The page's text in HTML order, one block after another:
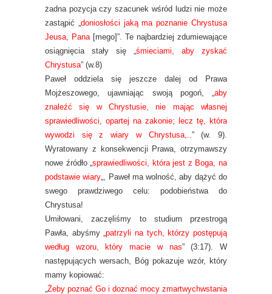
żadna pozycja czy szacunek wśród ludzi nie może
zastąpić „doniosłości jaką ma poznanie Chrystusa
Jeusa, Pana[mego]”. Te najbardziej zdumiewające
osiągnięcia stały się „śmieciami, aby zyskać
Chrystusa” (w.8)
Paweł oddziela się jeszcze dalej od Prawa
Mojżeszowego, ujawniając swoją pogoń, „aby
znaleźć się w Chrystusie, nie mając własnej
sprawiedliwości, opartej na zakonie; lecz tę, która
wywodzi się z wiary w Chrystusa,..” (w. 9).
Wyratowany z konsekwencji Prawa, otrzymawszy
nowe źródło „sprawiedliwości, która jest z Boga, na
podstawie wiary„, Paweł ma wolność, aby dążyć do
swego prawdziwego celu: podobieństwa do
Chrystusa!
Umiłowani, zaczęliśmy to studium przestrogą
Pawła, abyśmy „patrzyli na tych, którzy postępują
według wzoru, który macie w nas” (3:17). W
następujących wersach, Bóg pokazuje wzór, który
mamy kopiować:
„Żeby poznać Go i doznać mocy zmartwychwstania